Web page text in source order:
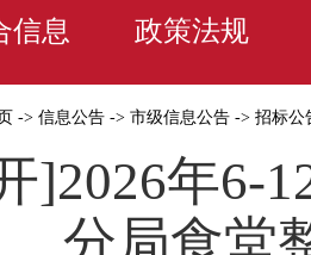
信息 政策法规
-> 信息公告 -> 市级信息公告 -> 招标公
]2026年6-
分局食堂